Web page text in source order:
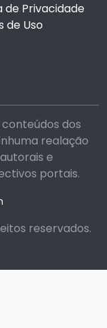
de Privacidade
de Uso
dos
realação
e
portais.
reservados.